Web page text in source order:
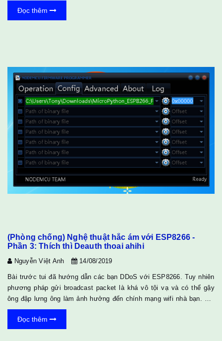
module này. Tui sẽ hướng dẫn các bạn phát beacon thông tin để
quậy phá và cách phòng chống. Lưu ý là các bạn nên thực hành có
Đọc thêm
(Phòng chống) Nghệ thuật hắc ám với ESP8266 -
Phần 3: Thích thì Deauth thoai ahihi
Nguyễn Việt Anh 14/08/2019
Bài trước tui đã hướng dẫn các bạn DDoS với ESP8266. Tuy nhiên
phương pháp gửi broadcast packet là khá vô tội vạ và có thể gậy
ông đập lưng ông làm ảnh hưởng đến chính mạng wifi nhà bạn. Bài
này tui sẽ hướng dẫn các bạn tấn công có chủ đích hơn bằng cách
gửi deauthentication packet đến chính thiết bị mà bạn muốn DoS.
Lưu ý là các bạn nên thử nghiệm có trách nhiệm nếu không muốn
Đọc thêm